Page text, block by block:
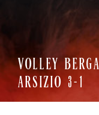
VOLLEY
ARSIZIO 3-1